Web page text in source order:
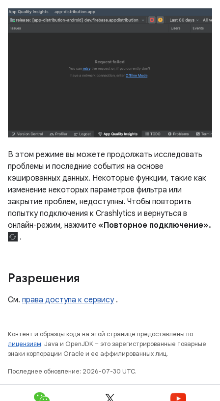
В этом режиме вы можете продолжать исследовать
проблемы и последние события на основе
кэшированных данных. Некоторые функции, такие как
изменение некоторых параметров фильтра или
закрытие проблем, недоступны. Чтобы повторить
попытку подключения к Crashlytics и вернуться в
онлайн-режим, нажмите «Повторное подключение».
.
Разрешения
См. права доступа к сервису.
Контент и образцы кода на этой странице предоставлены по
лицензиям. Java и OpenJDK – это зарегистрированные товарные
знаки корпорации Oracle и ее аффилированных лиц.
Последнее обновление: 2026-07-30 UTC.